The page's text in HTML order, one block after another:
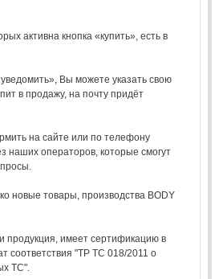
активна кнопка «купить», есть в
Вы можете указать свою
в продажу, на почту придёт
на сайте или по телефону
наших операторов, которые смогут
новые товары, производства BODY
продукция, имеет сертификацию в
соответствия "ТР ТС 018/2011 о
ТС".